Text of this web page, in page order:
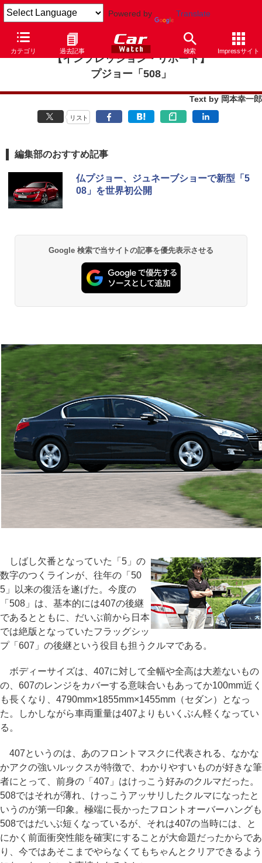
Powered by Translate
カテゴリ 過去記事 検索 Impressサイト
【インプレッション・リポート】
プジョー「508」
Text by 岡本幸一郎
リスト
編集部のおすすめ記事
仏プジョー、ジュネーブショーで新型「5
08」を世界初公開
Google 検索で当サイトの記事を優先表示させる
しばし欠番となっていた「5」の
数字のつくラインが、往年の「50
5」以来の復活を遂げた。今度の
「508」は、基本的には407の後継
であるとともに、だいぶ前から日本
では絶版となっていたフラッグシッ
プ「607」の後継という役目も担うクルマである。
ボディーサイズは、407に対して全幅や全高は大差ないもの
の、607のレンジをカバーする意味合いもあってか100mm近く
も長くなり、4790mm×1855mm×1455mm（セダン）となっ
た。しかしながら車両重量は407よりもいくぶん軽くなってい
る。
407というのは、あのフロントマスクに代表される、なかな
かアクの強いルックスが特徴で、わかりやすいものが好きな筆
者にとって、前身の「407」はけっこう好みのクルマだった。
508ではそれが薄れ、けっこうアッサリしたクルマになったと
いうのが第一印象。極端に長かったフロントオーバーハングも
508ではだいぶ短くなっているが、それは407の当時には、と
にかく前面衝突性能を確実にすることが大命題だったからであ
り、今ではあそこまでやらなくてもちゃんとクリアできるよう